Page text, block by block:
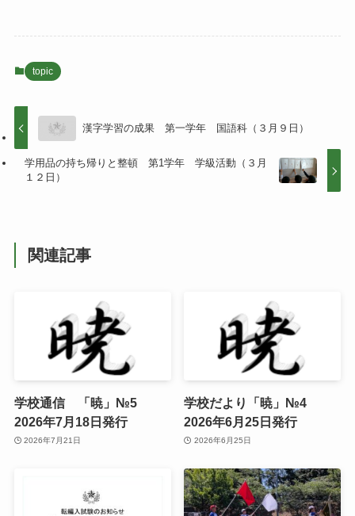
topic
漢字学習の成果 第一学年 国語科（３月９日）
学用品の持ち帰りと整頓 第1学年 学級活動（３月
１２日）
関連記事
学校通信 「暁」№5
2026年7月18日発行
2026年7月21日
学校だより「暁」№4
2026年6月25日発行
2026年6月25日